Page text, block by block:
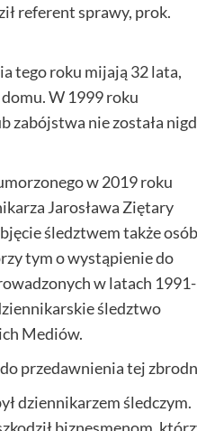
referent sprawy, prok.
tego roku mijają 32 lata,
W 1999 roku
zabójstwa nie została
w 2019 roku
Jarosława Ziętary
śledztwem także
tym o wystąpienie do
w latach 1991-
śledztwo
Mediów.
przedawnienia tej
dziennikarzem śledczym.